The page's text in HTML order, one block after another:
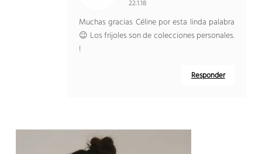
22.1.18
Muchas gracias Céline por esta linda palabra
😉 Los frijoles son de colecciones personales.
!
Responder